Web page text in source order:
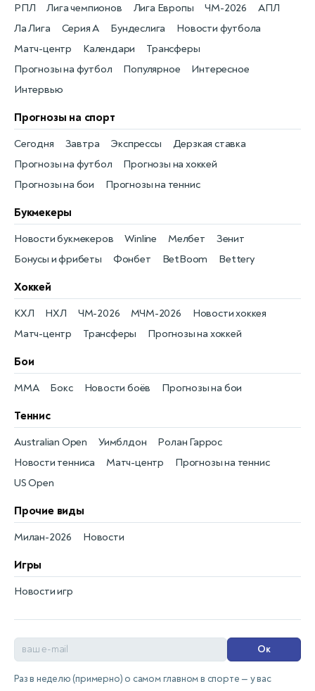
Новости футбола
РПЛ
Матч-центр
Лига чемпионов
Календари
Лига Европы
Трансферы
ЧМ-2026
Прогнозы на футбол
АПЛ
Популярное
Ла Лига
Интересное
Серия А
Интервью
Бундеслига
Прогнозы на спорт
Прогнозы на футбол
Сегодня
Прогнозы на хоккей
Завтра
Прогнозы на бои
Экспрессы
Прогнозы на теннис
Дерзкая ставка
Букмекеры
Бонусы и фрибеты
Новости букмекеров
Фонбет
Winline
BetBoom
Мелбет
Bettery
Зенит
Хоккей
Новости хоккея
КХЛ
Матч-центр
НХЛ
Трансферы
ЧМ-2026
Прогнозы на хоккей
МЧМ-2026
Бои
Новости боёв
MMA Прогнозы на бои
Бокс
Теннис
Новости тенниса
Australian Open
Матч-центр
Уимблдон
Прогнозы на теннис
Ролан Гаррос
US Open
Прочие виды
Новости
Милан-2026
Игры
Новости игр
Ок
Раз в неделю (примерно) о самом главном в спорте — у вас